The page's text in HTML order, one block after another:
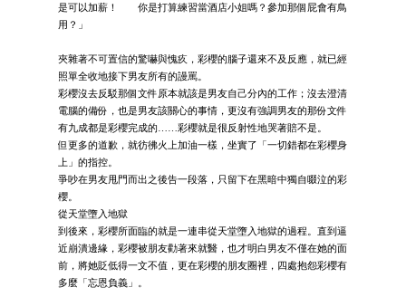
是可以加薪！ 你是打算練習當酒店小姐嗎？參加那個屁會有鳥
用？」
夾雜著不可置信的驚嚇與愧疚，彩櫻的腦子還來不及反應，就已經
照單全收地接下男友所有的謾罵。
彩櫻沒去反駁那個文件原本就該是男友自己分內的工作；沒去澄清
電腦的備份，也是男友該關心的事情，更沒有強調男友的那份文件
有九成都是彩櫻完成的……彩櫻就是很反射性地哭著賠不是。
但更多的道歉，就彷彿火上加油一樣，坐實了「一切錯都在彩櫻身
上」的指控。
爭吵在男友甩門而出之後告一段落，只留下在黑暗中獨自啜泣的彩
櫻。
從天堂墮入地獄
到後來，彩櫻所面臨的就是一連串從天堂墮入地獄的過程。直到逼
近崩潰邊緣，彩櫻被朋友勸著來就醫，也才明白男友不僅在她的面
前，將她貶低得一文不值，更在彩櫻的朋友圈裡，四處抱怨彩櫻有
多麼「忘恩負義」。